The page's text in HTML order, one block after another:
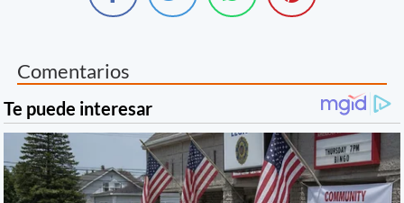
Comentarios